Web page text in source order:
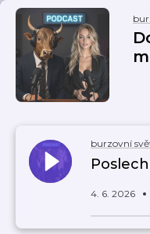
burzovní
4. 6. 2026